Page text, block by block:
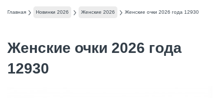
Главная Новинки 2026 Женские 2026 Женские очки 2026 года 12930
Женские очки 2026 года
12930